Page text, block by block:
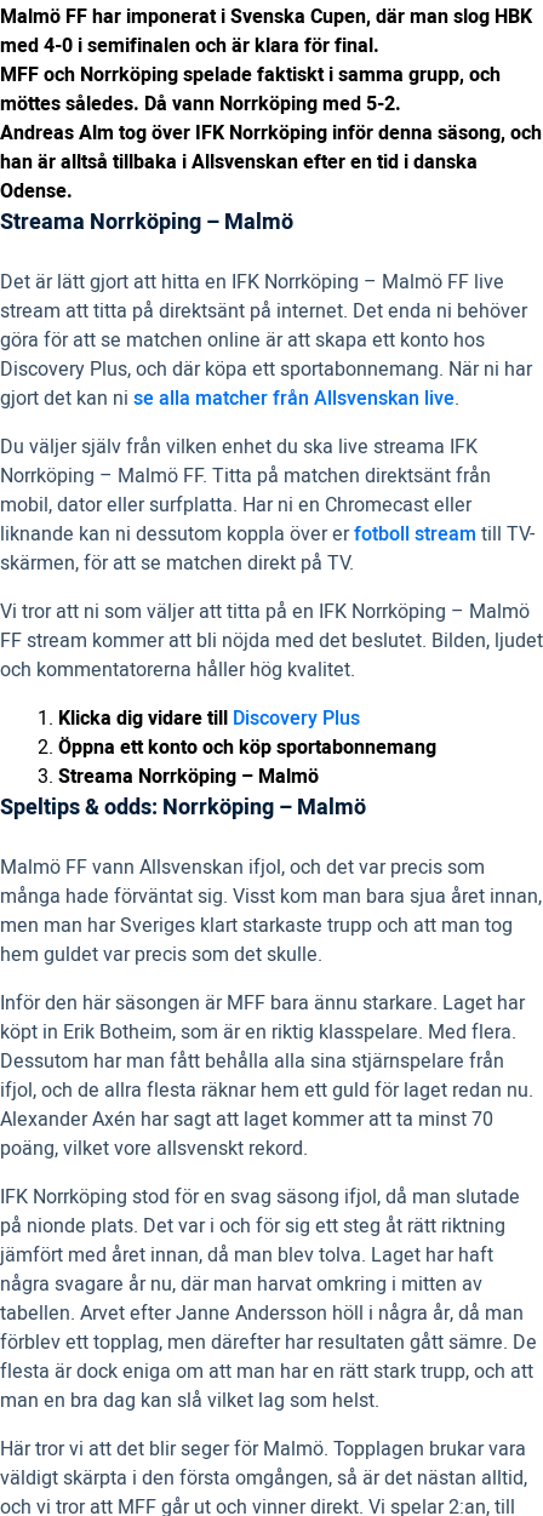
Malmö FF har imponerat i Svenska Cupen, där man slog HBK
med 4-0 i semifinalen och är klara för final.
MFF och Norrköping spelade faktiskt i samma grupp, och
möttes således. Då vann Norrköping med 5-2.
Andreas Alm tog över IFK Norrköping inför denna säsong, och
han är alltså tillbaka i Allsvenskan efter en tid i danska
Odense.
Streama Norrköping – Malmö
Det är lätt gjort att hitta en IFK Norrköping – Malmö FF live
stream att titta på direktsänt på internet. Det enda ni behöver
göra för att se matchen online är att skapa ett konto hos
Discovery Plus, och där köpa ett sportabonnemang. När ni har
gjort det kan ni se alla matcher från Allsvenskan live.
Du väljer själv från vilken enhet du ska live streama IFK
Norrköping – Malmö FF. Titta på matchen direktsänt från
mobil, dator eller surfplatta. Har ni en Chromecast eller
liknande kan ni dessutom koppla över erfotboll stream till TV-
skärmen, för att se matchen direkt på TV.
Vi tror att ni som väljer att titta på en IFK Norrköping – Malmö
FF stream kommer att bli nöjda med det beslutet. Bilden, ljudet
och kommentatorerna håller hög kvalitet.
Klicka dig vidare till Discovery Plus
Öppna ett konto och köp sportabonnemang
Streama Norrköping – Malmö
Speltips & odds: Norrköping – Malmö
Malmö FF vann Allsvenskan ifjol, och det var precis som
många hade förväntat sig. Visst kom man bara sjua året innan,
men man har Sveriges klart starkaste trupp och att man tog
hem guldet var precis som det skulle.
Inför den här säsongen är MFF bara ännu starkare. Laget har
köpt in Erik Botheim, som är en riktig klasspelare. Med flera.
Dessutom har man fått behålla alla sina stjärnspelare från
ifjol, och de allra flesta räknar hem ett guld för laget redan nu.
Alexander Axén har sagt att laget kommer att ta minst 70
poäng, vilket vore allsvenskt rekord.
IFK Norrköping stod för en svag säsong ifjol, då man slutade
på nionde plats. Det var i och för sig ett steg åt rätt riktning
jämfört med året innan, då man blev tolva. Laget har haft
några svagare år nu, där man harvat omkring i mitten av
tabellen. Arvet efter Janne Andersson höll i några år, då man
förblev ett topplag, men därefter har resultaten gått sämre. De
flesta är dock eniga om att man har en rätt stark trupp, och att
man en bra dag kan slå vilket lag som helst.
Här tror vi att det blir seger för Malmö. Topplagen brukar vara
väldigt skärpta i den första omgången, så är det nästan alltid,
och vi tror att MFF går ut och vinner direkt. Vi spelar 2:an, till